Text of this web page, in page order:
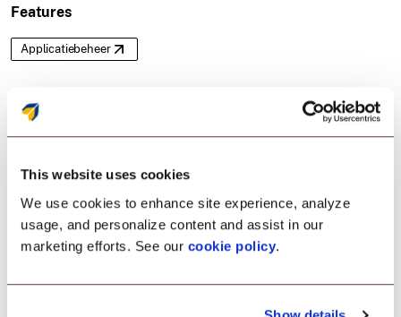
This website uses cookies
We use cookies to enhance site experience, analyze
usage, and personalize content and assist in our
marketing efforts. See our cookie policy.
Features
Applicatiebeheer
Alle apparaten zijn op uw radar.